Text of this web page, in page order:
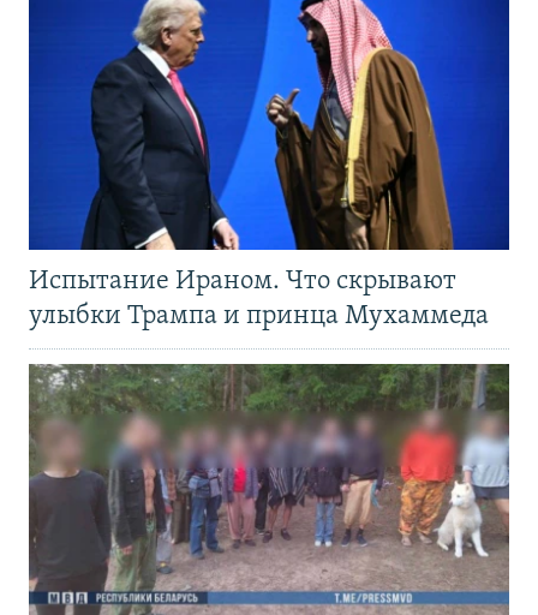
Испытание Ираном. Что скрывают
улыбки Трампа и принца Мухаммеда